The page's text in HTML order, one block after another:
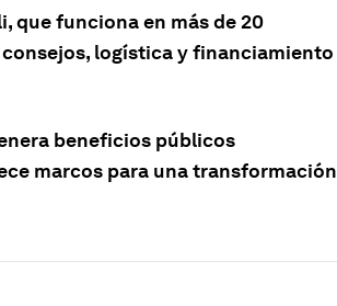
que funciona en más de 20
logística y financiamiento
beneficios públicos
marcos para una transformación